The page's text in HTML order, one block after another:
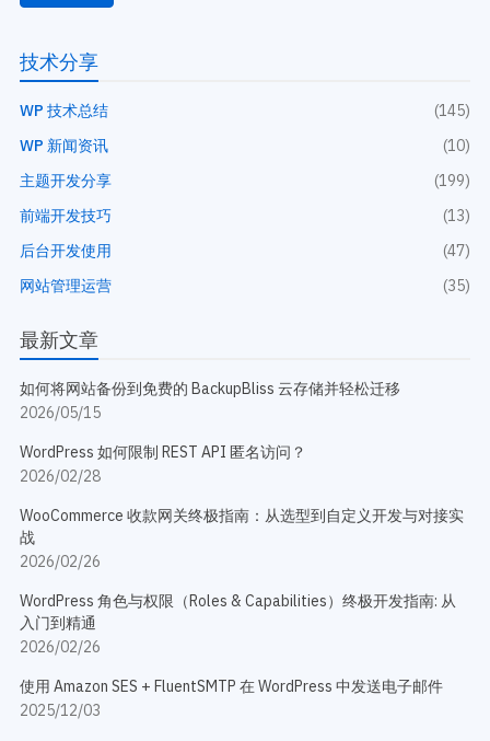
技术分享
WP 技术总结
(145)
WP 新闻资讯
(10)
主题开发分享
(199)
前端开发技巧
(13)
后台开发使用
(47)
网站管理运营
(35)
最新文章
如何将网站备份到免费的 BackupBliss 云存储并轻松迁移
2026/05/15
WordPress 如何限制 REST API 匿名访问？
2026/02/28
WooCommerce 收款网关终极指南：从选型到自定义开发与对接实
战
2026/02/26
WordPress 角色与权限（Roles & Capabilities）终极开发指南: 从
入门到精通
2026/02/26
使用 Amazon SES + FluentSMTP 在 WordPress 中发送电子邮件
2025/12/03